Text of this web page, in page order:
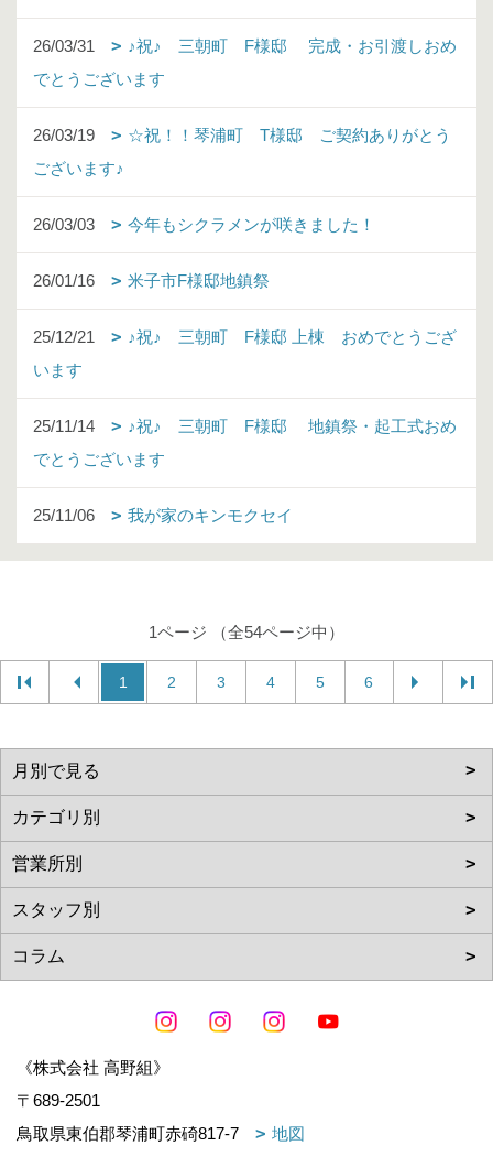
26/03/31
♪祝♪ 三朝町 F様邸 完成・お引渡しおめ
でとうございます
26/03/19
☆祝！！琴浦町 T様邸 ご契約ありがとう
ございます♪
26/03/03 今年もシクラメンが咲きました！
26/01/16 米子市F様邸地鎮祭
25/12/21
♪祝♪ 三朝町 F様邸 上棟 おめでとうござ
います
25/11/14
♪祝♪ 三朝町 F様邸 地鎮祭・起工式おめ
でとうございます
25/11/06 我が家のキンモクセイ
1ページ （全54ページ中）
1 2 3 4 5 6
《株式会社 高野組》
〒689-2501
鳥取県東伯郡琴浦町赤碕817-7
地図